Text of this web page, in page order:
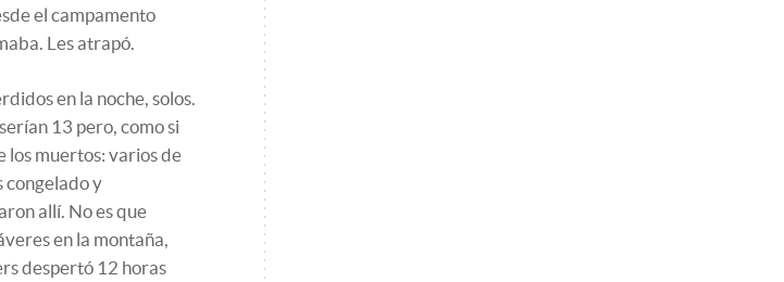
el campamento
Les atrapó.
en la noche, solos.
13 pero, como si
los muertos: varios de
congelado y
allí. No es que
en la montaña,
despertó 12 horas